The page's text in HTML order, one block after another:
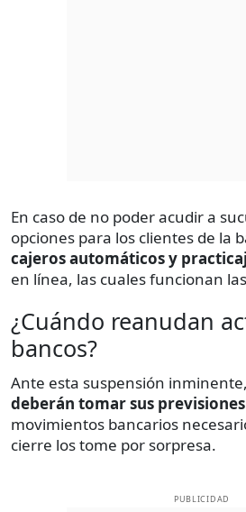
En caso de no poder acudir a
opciones para los clientes de la
cajeros automáticos y
en línea, las cuales funcionan
¿Cuándo reanudan
bancos?
Ante esta suspensión inminente,
deberán tomar sus previsiones
movimientos bancarios
cierre los tome por sorpresa.
PUBLICIDAD